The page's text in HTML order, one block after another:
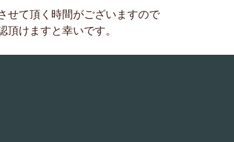
せて頂く時間がございますので
けますと幸いです。